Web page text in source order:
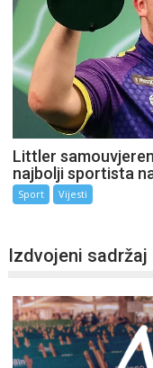
Littler
najbolji sportista
Sport Vijesti
Izdvojeni sadržaj